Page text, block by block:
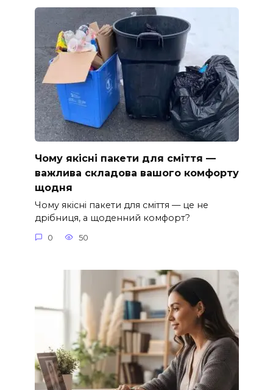
Чому якісні пакети для сміття —
важлива складова вашого комфорту
щодня
Чому якісні пакети для сміття — це не
дрібниця, а щоденний комфорт?
0 50